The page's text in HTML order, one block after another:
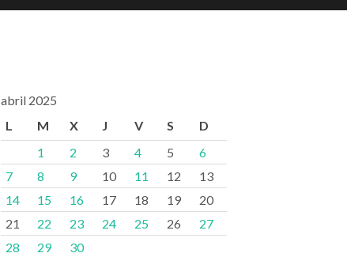
abril 2025
L
M X J V S D
1 2 3 4 5
6
7
8 9 10 11 12
13
14
15 16 17 18 19
20
21
22 23 24 25 26
27
28
29 30